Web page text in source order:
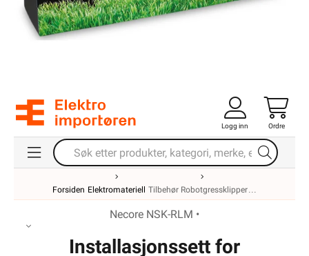
Logg inn Ordre
Forsiden Elektromateriell Tilbehør Robotgressklipper
Necore NSK-RLM •
Installasjonssett for